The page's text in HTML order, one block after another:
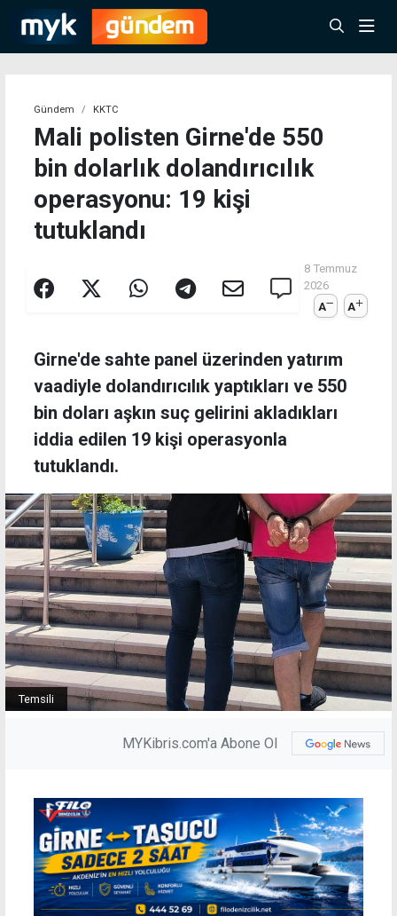
Gündem KKTC
Mali polisten Girne'de 550
bin dolarlık dolandırıcılık
operasyonu: 19 kişi
tutuklandı
8 Temmuz
2026
A
A
Girne'de sahte panel üzerinden yatırım
vaadiyle dolandırıcılık yaptıkları ve 550
bin doları aşkın suç gelirini akladıkları
iddia edilen 19 kişi operasyonla
tutuklandı.
Temsili
MYKibris.com'a Abone Ol